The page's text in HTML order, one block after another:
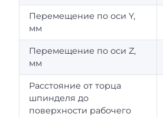
Перемещение по оси Y,
мм
Перемещение по оси Z,
мм
Расстояние от торца
шпинделя до
поверхности рабочего